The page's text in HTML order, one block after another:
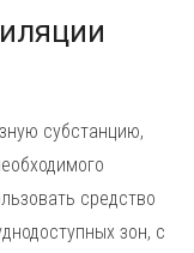
субстанцию,
средство
зон, с